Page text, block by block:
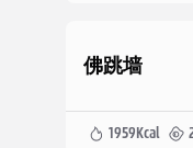
佛跳墙
1959 Kcal